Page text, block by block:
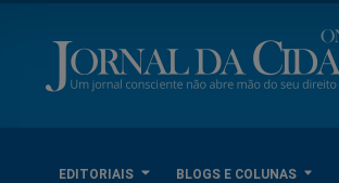
EDITORIAIS BLOGS E COLUNAS